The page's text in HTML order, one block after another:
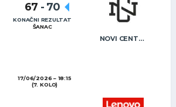
NOVI CENTAR
67 - 70
KONAČNI REZULTAT
ŠANAC
17/06/2026
18:15
(7. KOLO)